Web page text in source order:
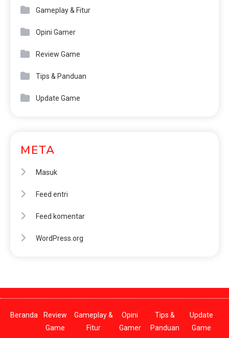
Gameplay & Fitur
Opini Gamer
Review Game
Tips & Panduan
Update Game
META
Masuk
Feed entri
Feed komentar
WordPress.org
Beranda
Review
Game
Gameplay &
Fitur
Opini
Gamer
Tips &
Panduan
Update
Game